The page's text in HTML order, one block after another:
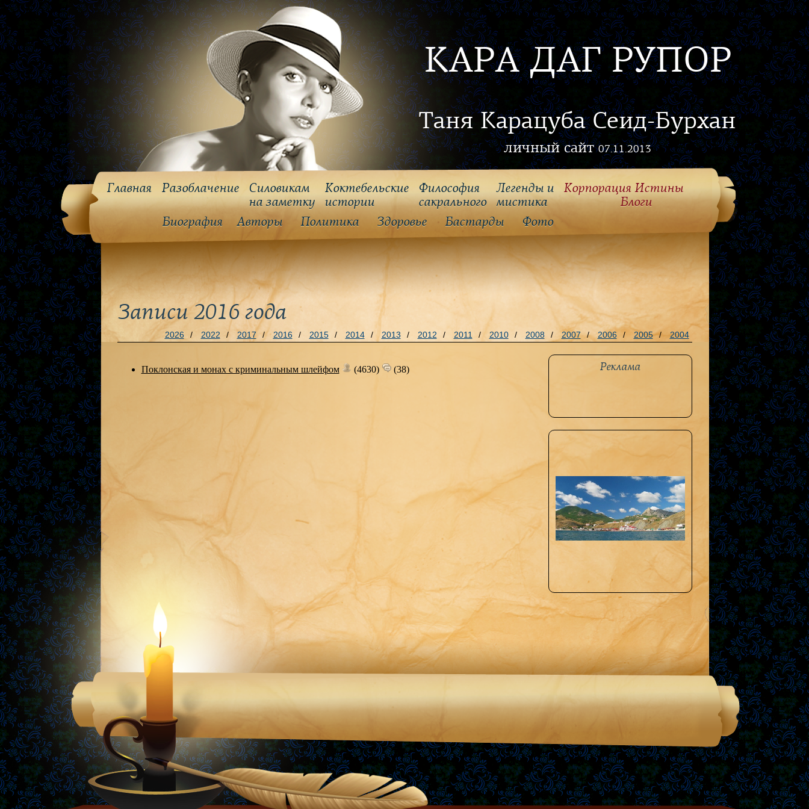
КАРА ДАГ РУПОР
Таня Карацуба Сеид-Бурхан
личный сайт07.11.2013
Главная Разоблачение
Силовикам
на заметку
Коктебельские
истории
Философия
cакрального
Легенды и
мистика
Корпорация Истины
Блоги
Биография
Авторы Политика Здоровье Бастарды Фото
Записи 2016 года
2026 / 2022 / 2017 / 2016 / 2015 / 2014 / 2013 / 2012 / 2011 / 2010 / 2008 / 2007 / 2006 / 2005 / 2004
Поклонская и монах с криминальным шлейфом (4630) (38) Реклама